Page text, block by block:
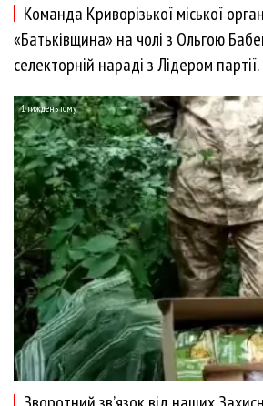
Команда Криворізької міської
«Батьківщина» на чолі з Ольгою
селекторній нараді з Лідером партії.
1 тиждень тому